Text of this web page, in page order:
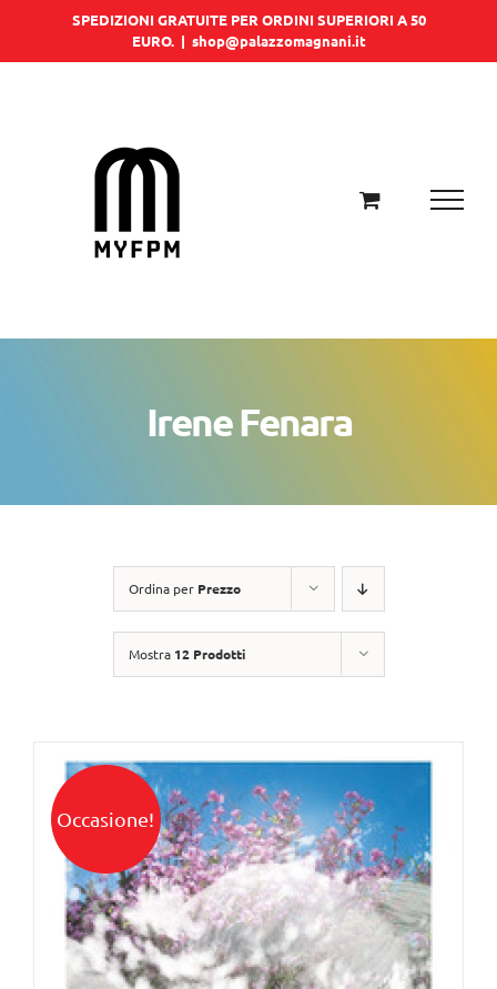
SPEDIZIONI GRATUITE PER ORDINI SUPERIORI A 50
EURO. | shop@palazzomagnani.it
Irene Fenara
Ordina per Prezzo
Mostra 12 Prodotti
Occasione!